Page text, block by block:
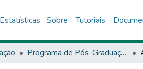
Estatísticas Sobre Tutoriais
Programa de Pós-Graduação Stricto Sensu (Mestrado Profissional) em Gestão e Tecnologia Aplicadas à Educação (GESTEC)